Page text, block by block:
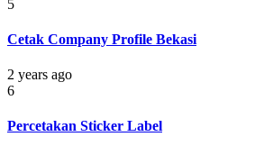
5
Cetak Company Profile Bekasi
2 years ago
6
Percetakan Sticker Label